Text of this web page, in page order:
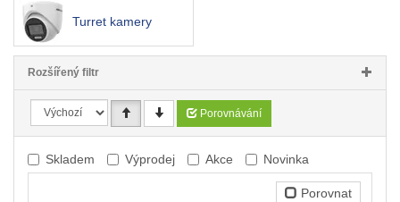
Turret kamery
Rozšířený filtr
Porovnávání
Skladem Výprodej Akce Novinka
Porovnat